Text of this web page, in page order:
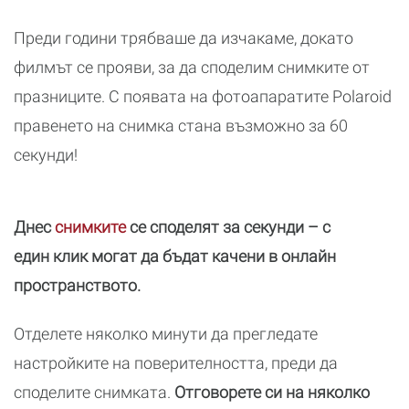
Преди години трябваше да изчакаме, докато
филмът се прояви, за да споделим снимките от
празниците. С появата на фотоапаратите Polaroid
правенето на снимка стана възможно за 60
секунди!
Днесснимкитесе споделят за секунди – с
един клик могат да бъдат качени в онлайн
пространството.
Отделете няколко минути да прегледате
настройките на поверителността, преди да
споделите снимката. Отговорете си на няколко